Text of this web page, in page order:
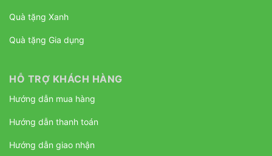
Quà tặng Xanh
Quà tặng Gia dụng
HỖ TRỢ KHÁCH HÀNG
Hướng dẫn mua hàng
Hướng dẫn thanh toán
Hướng dẫn giao nhận